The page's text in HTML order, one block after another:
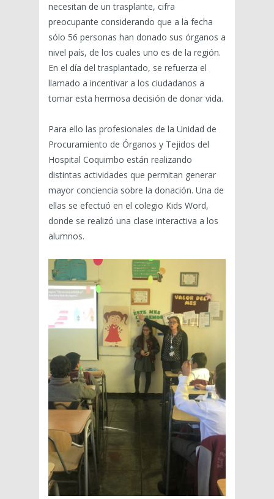
necesitan de un trasplante, cifra
preocupante considerando que a la fecha
sólo 56 personas han donado sus órganos a
nivel país, de los cuales uno es de la región.
En el día del trasplantado, se refuerza el
llamado a incentivar a los ciudadanos a
tomar esta hermosa decisión de donar vida.
Para ello las profesionales de la Unidad de
Procuramiento de Órganos y Tejidos del
Hospital Coquimbo están realizando
distintas actividades que permitan generar
mayor conciencia sobre la donación. Una de
ellas se efectuó en el colegio Kids Word,
donde se realizó una clase interactiva a los
alumnos.